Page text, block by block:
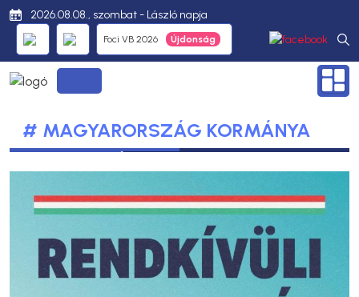
2026.08.08., szombat - László napja
Foci VB 2026
# MAGYARORSZÁG KORMÁNYA